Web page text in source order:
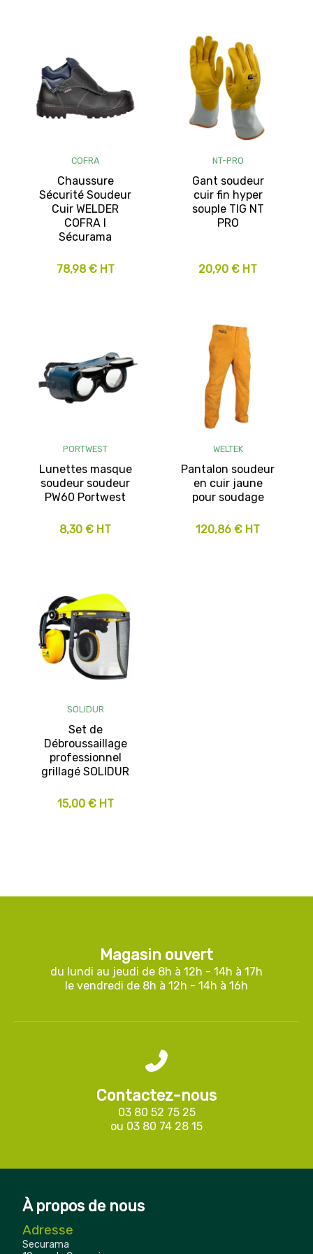
COFRA
Chaussure
Sécurité Soudeur
Cuir WELDER
COFRA I
Sécurama
78,98 € HT
NT-PRO
Gant soudeur
cuir fin hyper
souple TIG NT
PRO
20,90 € HT
PORTWEST
Lunettes masque
soudeur soudeur
PW60 Portwest
8,30 € HT
WELTEK
Pantalon soudeur
en cuir jaune
pour soudage
120,86 € HT
SOLIDUR
Set de
Débroussaillage
professionnel
grillagé SOLIDUR
15,00 € HT
Magasin ouvert
du lundi au jeudi de 8h à 12h - 14h à 17h
le vendredi de 8h à 12h - 14h à 16h
Contactez-nous
03 80 52 75 25
ou 03 80 74 28 15
À propos de nous
Adresse
Securama